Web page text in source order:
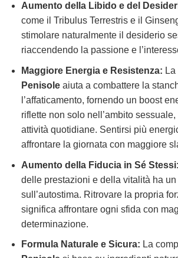
Aumento della Libido e del
come il Tribulus Terrestris e il
stimolare naturalmente il desiderio
riaccendendo la passione e
Maggiore Energia e Resistenza:
Penisoleaiuta a combattere la
l’affaticamento, fornendo un boost
riflette non solo nell’ambito
attività quotidiane. Sentirsi più
affrontare la giornata con maggiore
Aumento della Fiducia in Sé Stessi:
delle prestazioni e della vitalità ha
sull’autostima. Ritrovare la propria
significa affrontare ogni sfida con
determinazione.
Formula Naturale e Sicura: La